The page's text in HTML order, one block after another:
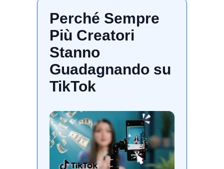
Perché Sempre
Più Creatori
Stanno
Guadagnando su
TikTok